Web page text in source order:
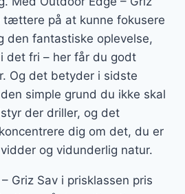
tættere på at kunne fokusere
den fantastiske oplevelse,
det fri – her får du godt
Og det betyder i sidste
simple grund du ikke skal
der driller, og det
dig om det, du er
og vidunderlig natur.
Griz Sav i prisklassen pris